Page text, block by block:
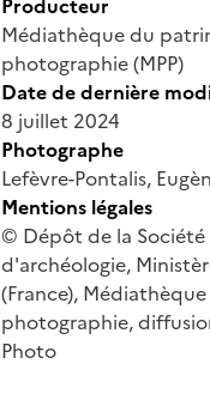
Médiathèque du
photographie (MPP)
Date de dernière
8 juillet 2024
Photographe
Lefèvre-Pontalis,
Mentions légales
© Dépôt de la Société
d'archéologie,
(France),
photographie,
Photo